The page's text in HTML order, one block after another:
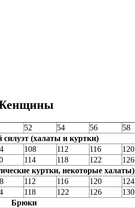
52 54 56 58
(халаты и куртки)
108 112 116 120
114 118 122 126
куртки, некоторые халаты)
112 116 120 124
118 122 126 130
Брюки